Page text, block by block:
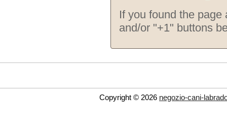
If you found the
and/or "+1" buttons
Copyright © 2026 negozio-cani-